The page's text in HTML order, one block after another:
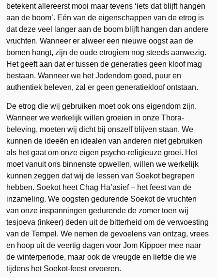
betekent allereerst mooi maar tevens ‘iets dat blijft hangen
aan de boom’. Eén van de eigenschappen van de etrog is
dat deze veel langer aan de boom blijft hangen dan andere
vruchten. Wanneer er alweer een nieuwe oogst aan de
bomen hangt, zijn de oude etrogiem nog steeds aanwezig.
Het geeft aan dat er tussen de generaties geen kloof mag
bestaan. Wanneer we het Jodendom goed, puur en
authentiek beleven, zal er geen generatiekloof ontstaan.
De etrog die wij gebruiken moet ook ons eigendom zijn.
Wanneer we werkelijk willen groeien in onze Thora-
beleving, moeten wij dicht bij onszelf blijven staan. We
kunnen de ideeën en idealen van anderen niet gebruiken
als het gaat om onze eigen psycho-religieuze groei. Het
moet vanuit ons binnenste opwellen, willen we werkelijk
kunnen zeggen dat wij de lessen van Soekot begrepen
hebben. Soekot heet Chag Ha’asief – het feest van de
inzameling. We oogsten gedurende Soekot de vruchten
van onze inspanningen gedurende de zomer toen wij
tesjoeva (inkeer) deden uit de bitterheid om de verwoesting
van de Tempel. We nemen de gevoelens van ontzag, vrees
en hoop uit de veertig dagen voor Jom Kippoer mee naar
de winterperiode, maar ook de vreugde en liefde die we
tijdens het Soekot-feest ervoeren.